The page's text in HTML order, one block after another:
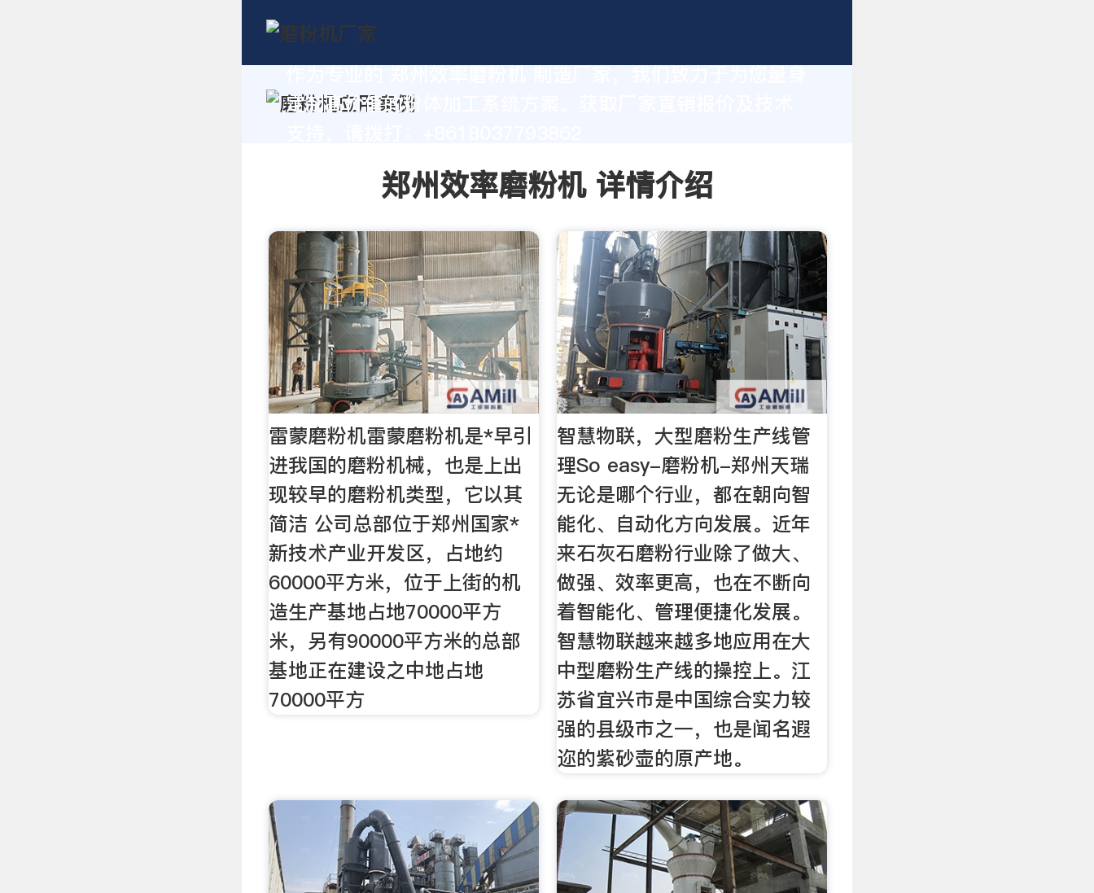
定制高价值的粉体加工系统方案。获取厂家直销报价及技术
郑州效率磨粉机 详情介绍
雷蒙磨粉机雷蒙磨粉机是*早引
进我国的磨粉机械，也是上出
现较早的磨粉机类型，它以其
简洁 公司总部位于郑州国家*
新技术产业开发区，占地约
60000平方米，位于上街的机
造生产基地占地70000平方
米，另有90000平方米的总部
基地正在建设之中地占地
70000平方
智慧物联，大型磨粉生产线管
理So easy-磨粉机-郑州天瑞
无论是哪个行业，都在朝向智
能化、自动化方向发展。近年
来石灰石磨粉行业除了做大、
做强、效率更高，也在不断向
着智能化、管理便捷化发展。
智慧物联越来越多地应用在大
中型磨粉生产线的操控上。江
苏省宜兴市是中国综合实力较
强的县级市之一，也是闻名遐
迩的紫砂壶的原产地。